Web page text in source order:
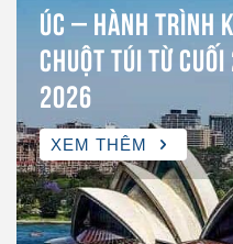
ÚC – HÀNH TRÌNH
CHUỘT TÚI TỪ
2026
XEM THÊM